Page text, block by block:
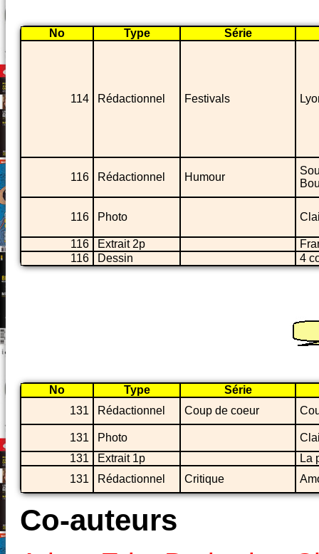
No Type Série
114 Rédactionnel Festivals
116 Rédactionnel Humour
116 Photo
116 Extrait 2p
116
Dessin 4
No Type
Série
131
Rédactionnel Coup de coeur
131 Photo
131
Extrait 1p
La
131
Rédactionnel Critique
Co-auteurs